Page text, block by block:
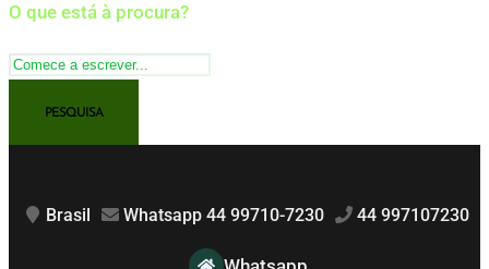
O que está à procura?
Brasil Whatsapp 44 99710-7230 44 997107230